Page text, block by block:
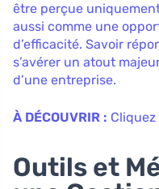
être perçue
aussi comme une
d’efficacité. Savoir
s’avérer un atout
d’une entreprise.
À DÉCOUVRIR :
Outils et